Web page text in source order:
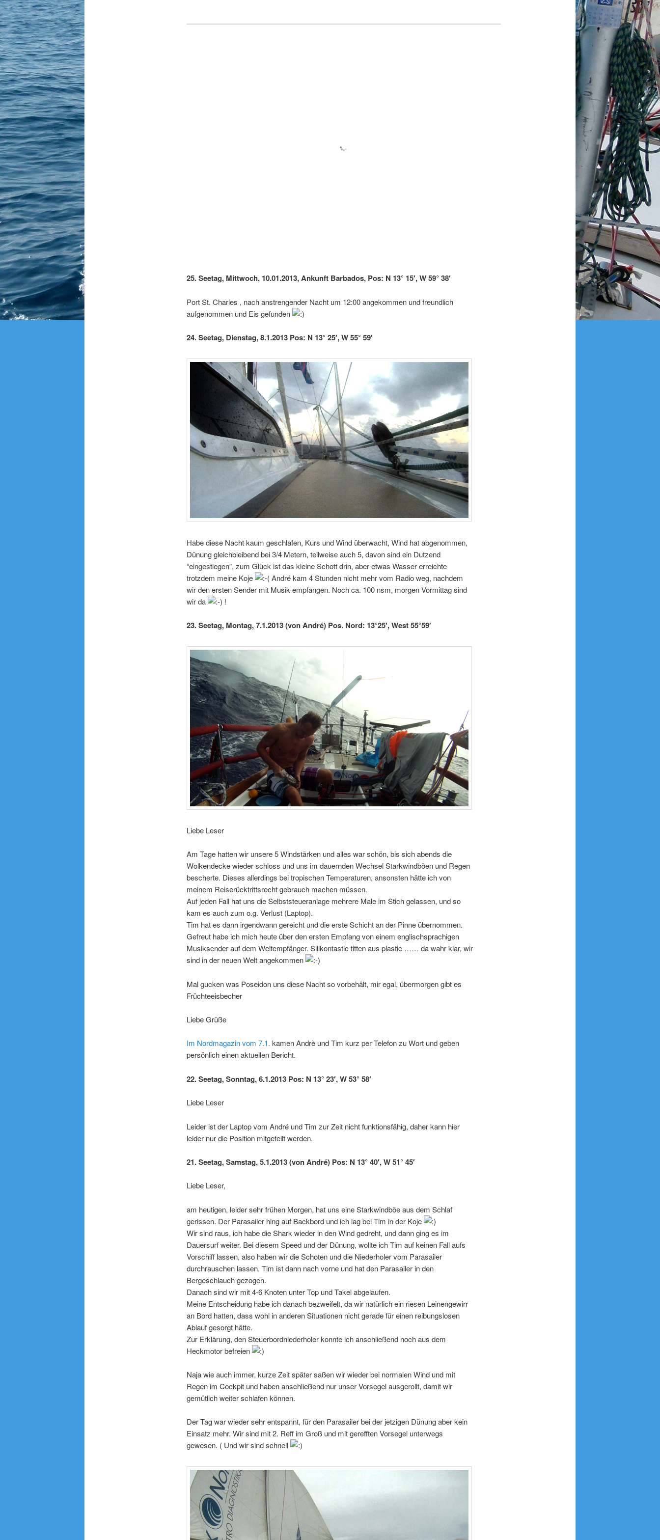
25. Seetag, Mittwoch, 10.01.2013, Ankunft Barbados, Pos: N 13° 15′, W 59° 38′
Port St. Charles , nach anstrengender Nacht um 12:00 angekommen und freundlich
aufgenommen und Eis gefunden
24. Seetag, Dienstag, 8.1.2013 Pos: N 13° 25′, W 55° 59′
Habe diese Nacht kaum geschlafen, Kurs und Wind überwacht, Wind hat abgenommen,
Dünung gleichbleibend bei 3/4 Metern, teilweise auch 5, davon sind ein Dutzend
“eingestiegen”, zum Glück ist das kleine Schott drin, aber etwas Wasser erreichte
trotzdem meine Koje
André kam 4 Stunden nicht mehr vom Radio weg, nachdem
wir den ersten Sender mit Musik empfangen. Noch ca. 100 nsm, morgen Vormittag sind
wir da
!
23. Seetag, Montag, 7.1.2013 (von André) Pos. Nord: 13°25′, West 55°59′
Liebe Leser
Am Tage hatten wir unsere 5 Windstärken und alles war schön, bis sich abends die
Wolkendecke wieder schloss und uns im dauernden Wechsel Starkwindböen und Regen
bescherte. Dieses allerdings bei tropischen Temperaturen, ansonsten hätte ich von
meinem Reiserücktrittsrecht gebrauch machen müssen.
Auf jeden Fall hat uns die Selbststeueranlage mehrere Male im Stich gelassen, und so
kam es auch zum o.g. Verlust (Laptop).
Tim hat es dann irgendwann gereicht und die erste Schicht an der Pinne übernommen.
Gefreut habe ich mich heute über den ersten Empfang von einem englischsprachigen
Musiksender auf dem Weltempfänger. Silikontastic titten aus plastic …… da wahr klar, wir
sind in der neuen Welt angekommen
Mal gucken was Poseidon uns diese Nacht so vorbehält, mir egal, übermorgen gibt es
Früchteeisbecher
Liebe Grüße
Im Nordmagazin vom 7.1. kamen Andrè und Tim kurz per Telefon zu Wort und geben
persönlich einen aktuellen Bericht.
22. Seetag, Sonntag, 6.1.2013 Pos: N 13° 23′, W 53° 58′
Liebe Leser
Leider ist der Laptop vom André und Tim zur Zeit nicht funktionsfähig, daher kann hier
leider nur die Position mitgeteilt werden.
21. Seetag, Samstag, 5.1.2013 (von André) Pos: N 13° 40′, W 51° 45′
Liebe Leser,
am heutigen, leider sehr frühen Morgen, hat uns eine Starkwindböe aus dem Schlaf
gerissen. Der Parasailer hing auf Backbord und ich lag bei Tim in der Koje
Wir sind raus, ich habe die Shark wieder in den Wind gedreht, und dann ging es im
Dauersurf weiter. Bei diesem Speed und der Dünung, wollte ich Tim auf keinen Fall aufs
Vorschiff lassen, also haben wir die Schoten und die Niederholer vom Parasailer
durchrauschen lassen. Tim ist dann nach vorne und hat den Parasailer in den
Bergeschlauch gezogen.
Danach sind wir mit 4-6 Knoten unter Top und Takel abgelaufen.
Meine Entscheidung habe ich danach bezweifelt, da wir natürlich ein riesen Leinengewirr
an Bord hatten, dass wohl in anderen Situationen nicht gerade für einen reibungslosen
Ablauf gesorgt hätte.
Zur Erklärung, den Steuerbordniederholer konnte ich anschließend noch aus dem
Heckmotor befreien
Naja wie auch immer, kurze Zeit später saßen wir wieder bei normalen Wind und mit
Regen im Cockpit und haben anschließend nur unser Vorsegel ausgerollt, damit wir
gemütlich weiter schlafen können.
Der Tag war wieder sehr entspannt, für den Parasailer bei der jetzigen Dünung aber kein
Einsatz mehr. Wir sind mit 2. Reff im Groß und mit gerefften Vorsegel unterwegs
gewesen. ( Und wir sind schnell